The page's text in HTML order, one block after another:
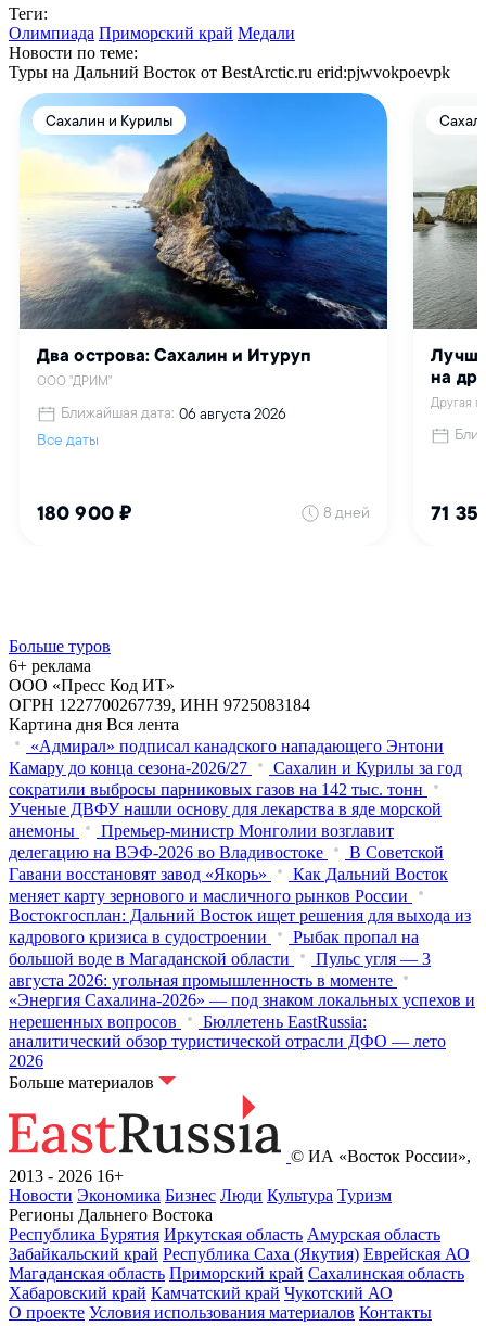
Теги:
Олимпиада Приморский край Медали
Новости по теме:
Туры на Дальний Восток от BestArctic.ru erid:pjwvokpoevpk
Больше туров
6+ реклама
ООО «Пресс Код ИТ»
ОГРН 1227700267739, ИНН 9725083184
Картина дня Вся лента
«Адмирал» подписал канадского нападающего Энтони
Камару до конца сезона-2026/27
Сахалин и Курилы за год
сократили выбросы парниковых газов на 142 тыс. тонн
Ученые ДВФУ нашли основу для лекарства в яде морской
анемоны
Премьер-министр Монголии возглавит
делегацию на ВЭФ‑2026 во Владивостоке
В Советской
Гавани восстановят завод «Якорь»
Как Дальний Восток
меняет карту зернового и масличного рынков России
Востокгосплан: Дальний Восток ищет решения для выхода из
кадрового кризиса в судостроении
Рыбак пропал на
большой воде в Магаданской области
Пульс угля — 3
августа 2026: угольная промышленность в моменте
«Энергия Сахалина-2026» — под знаком локальных успехов и
нерешенных вопросов
Бюллетень EastRussia:
аналитический обзор туристической отрасли ДФО — лето
2026
Больше материалов
© ИА «Восток России»,
2013 - 2026 16+
Новости Экономика Бизнес Люди Культура Туризм
Регионы Дальнего Востока
Республика Бурятия Иркутская область Амурская область
Забайкальский край Республика Саха (Якутия) Еврейская АО
Магаданская область Приморский край Сахалинская область
Хабаровский край Камчатский край Чукотский АО
О проекте Условия использования материалов Контакты